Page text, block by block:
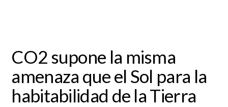
CO2 supone la misma
amenaza que el Sol para la
habitabilidad de la Tierra